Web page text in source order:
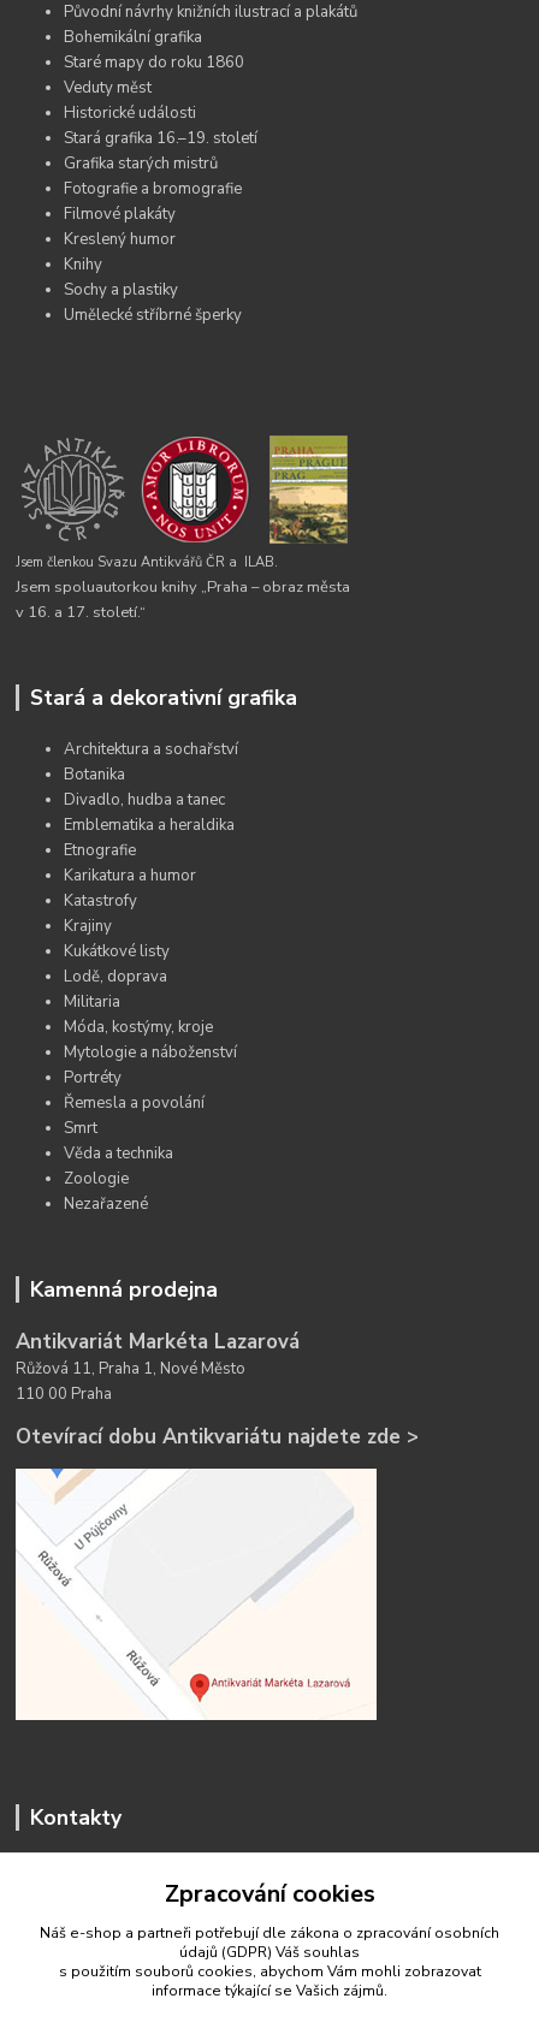
Původní návrhy knižních ilustrací a plakátů
Bohemikální grafika
Staré mapy do roku 1860
Veduty měst
Historické události
Stará grafika 16.–19. století
Grafika starých mistrů
Fotografie a bromografie
Filmové plakáty
Kreslený humor
Knihy
Sochy a plastiky
Umělecké stříbrné šperky
Jsem členkou Svazu Antikvářů ČR a ILAB.
Jsem spoluautorkou knihy „Praha – obraz města
v 16. a 17. století.“
Stará a dekorativní grafika
Architektura a sochařství
Botanika
Divadlo, hudba a tanec
Emblematika a heraldika
Etnografie
Karikatura a humor
Katastrofy
Krajiny
Kukátkové listy
Lodě, doprava
Militaria
Móda, kostýmy, kroje
Mytologie a náboženství
Portréty
Řemesla a povolání
Smrt
Věda a technika
Zoologie
Nezařazené
Kamenná prodejna
Antikvariát Markéta Lazarová
Růžová 11, Praha 1, Nové Město
110 00 Praha
Otevírací dobu Antikvariátu najdete zde >
Kontakty
antikvariat.marketa.lazarova@gmail.com
Zpracování cookies
Náš e-shop a partneři potřebují dle zákona o zpracování osobních
údajů (GDPR) Váš souhlas
s použitím souborů cookies, abychom Vám mohli zobrazovat
informace týkající se Vašich zájmů.